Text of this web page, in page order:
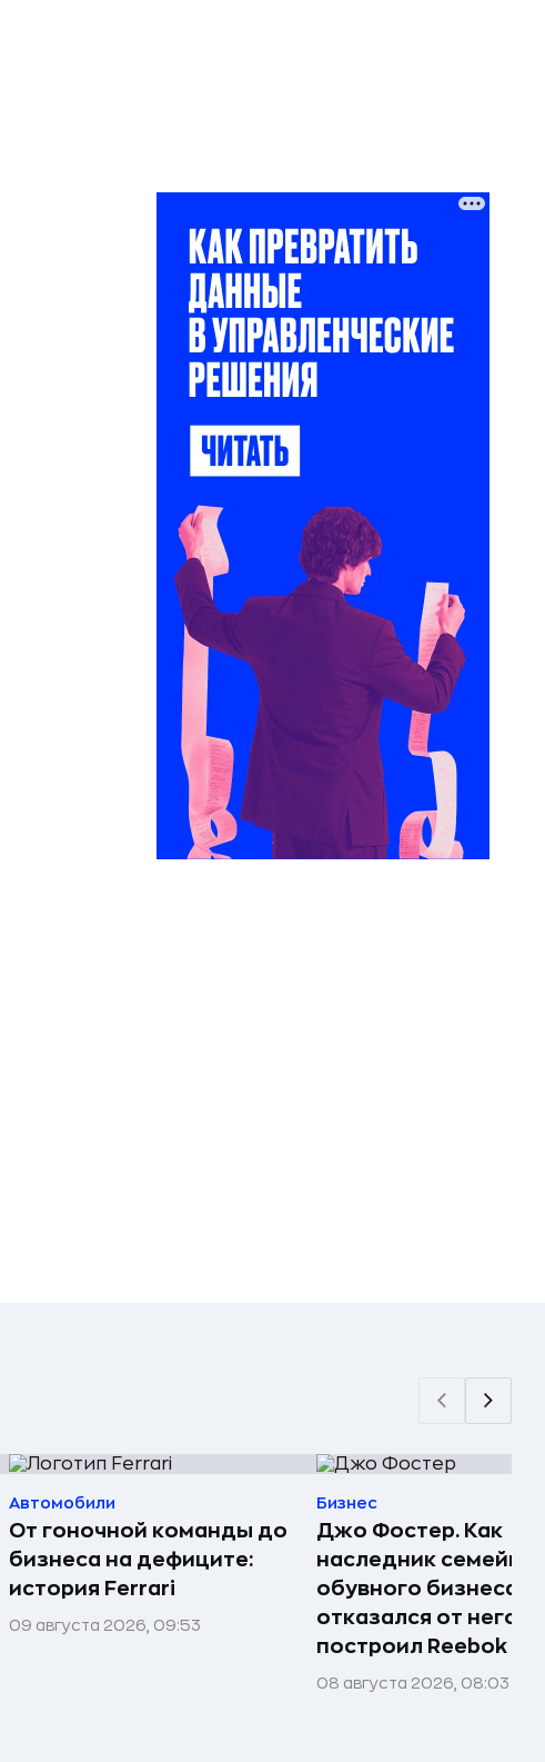
Автомобили
От гоночной команды до
бизнеса на дефиците:
история Ferrari
09 августа 2026, 09:53
Бизнес
Джо Фостер. Как
наследник
обувного бизнеса
отказался от него и
построил Reebok
08 августа 2026, 08:03